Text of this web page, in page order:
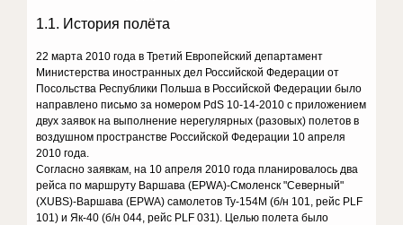
1.1. История полёта
22 марта 2010 года в Третий Европейский департамент
Министерства иностранных дел Российской Федерации от
Посольства Республики Польша в Российской Федерации было
направлено письмо за номером PdS 10-14-2010 с приложением
двух заявок на выполнение нерегулярных (разовых) полетов в
воздушном пространстве Российской Федерации 10 апреля
2010 года.
Согласно заявкам, на 10 апреля 2010 года планировалось два
рейса по маршруту Варшава (EPWA)-Смоленск "Северный"
(XUBS)-Варшава (EPWA) самолетов Ту-154М (б/н 101, рейс PLF
101) и Як-40 (б/н 044, рейс PLF 031). Целью полета было